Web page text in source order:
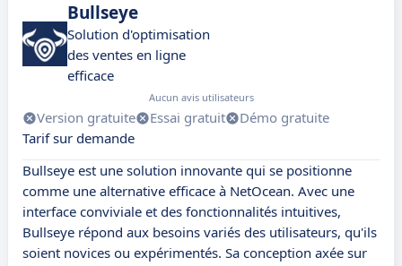
Bullseye
Solution d'optimisation
des ventes en ligne
efficace
Aucun avis utilisateurs
Version gratuite Essai gratuit
Démo gratuite
Tarif sur demande
Bullseye est une solution innovante qui se positionne
comme une alternative efficace à NetOcean. Avec une
interface conviviale et des fonctionnalités intuitives,
Bullseye répond aux besoins variés des utilisateurs, qu'ils
soient novices ou expérimentés. Sa conception axée sur